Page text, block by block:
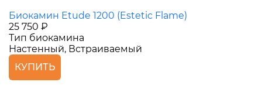
Биокамин Etude 1200 (Estetic Flame)
25 750 ₽
Тип биокамина
Настенный, Встраиваемый
КУПИТЬ